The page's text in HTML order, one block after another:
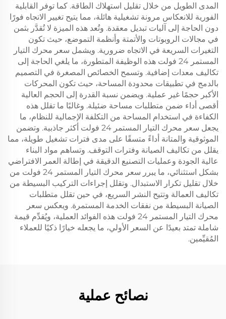
المدى الطويل من خلال تقليل استهلاك الطاقة. كما توفر القابلية
الفورية للانعكاس مرونة تشغيلية هائلة، مما يتيح تغيير الاتجاه فورًا
دون الحاجة إلى آليات تبديل معقدة. وتُعد هذه الميزة لا تُقدَّر بثمن
في مجالات الروبوتات والأتمتة وأنظمة التموضع، حيث تكون
التغيرات السريعة في الاتجاه ضرورية. ويشمل سعر محرك التيار
المستمر 24 فولت هذه الوظيفة المتطورة، ما يلغي الحاجة إلى
تكاليف معدات إضافية. وتسمح الخصائص المصغرة في التصميم
بالدمج في تطبيقات محدودة المساحة، حيث تكون المحركات
الأكبر حجمًا غير عملية. ويضمن نسبة القدرة إلى الحجم العالية
أقصى أداء ضمن متطلبات مساحة ضئيلة. وغالبًا ما تقلل هذه
الكفاءة في استخدام المساحة من التكلفة الإجمالية للنظام، ما
يجعل سعر محرك التيار المستمر 24 فولت أكثر جاذبية. وتضمن
الموثوقية والمتانة أداءً متسقًا على مدى فترات تشغيل طويلة، مما
يقلل من تكاليف الصيانة وفترات التوقف. وتساهم مواد البناء
عالية الجودة وعمليات التصنيع الدقيقة في إطالة العمر الافتراضي
بشكل استثنائي، ما يبرر سعر محرك التيار المستمر 24 فولت من
خلال تقليل تكرار الاستبدال. وتقلل إجراءات التركيب البسيطة من
تكاليف العمالة وتتيح النشر السريع، في حين تقلل متطلبات
الصيانة البسيطة من نفقات الخدمة المستمرة. ويعكس سعر
محرك التيار المستمر 24 فولت هذه الفوائد العملية، ويُقدِّم قيمة
شاملة تمتد بعيدًا عن السعر الأولي، ما يجعله خيارًا ذكيًا للعملاء
المُقيِّمين.
نصائح عملية